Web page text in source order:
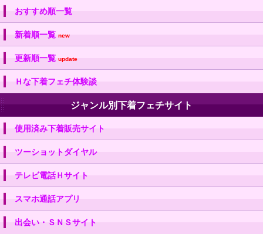
おすすめ順一覧
新着順一覧 new
更新順一覧 update
Ｈな下着フェチ体験談
ジャンル別下着フェチサイト
使用済み下着販売サイト
ツーショットダイヤル
テレビ電話Ｈサイト
スマホ通話アプリ
出会い・ＳＮＳサイト